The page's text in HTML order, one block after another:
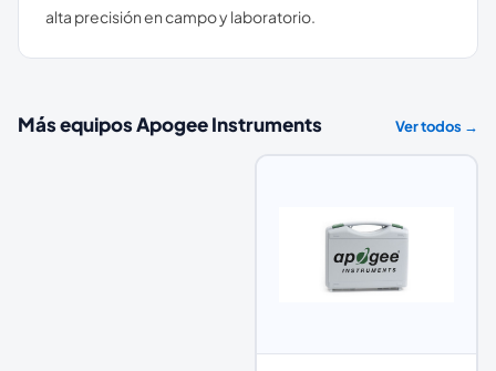
alta precisión en campo y laboratorio.
Más equiposApogee Instruments Ver todos →